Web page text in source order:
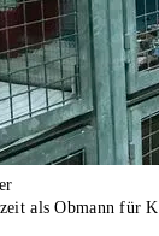
als Obmann für